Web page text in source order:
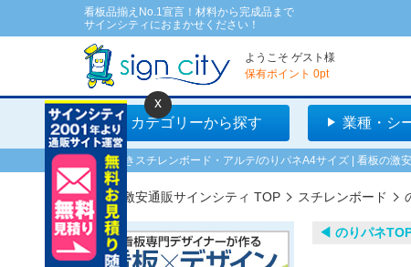
看板品揃えNo.1宣言！材料から完成品まで
サインシティにおまかせください！
ようこそ ゲスト 様
保有ポイント 0pt
カテゴリーから探す 業種・シ
のり付きスチレンボード・アルテ/のりパネA4サイズ | 看板の激
看板の激安通販サインシティ TOP スチレンボード
◀︎ のりパネ
x